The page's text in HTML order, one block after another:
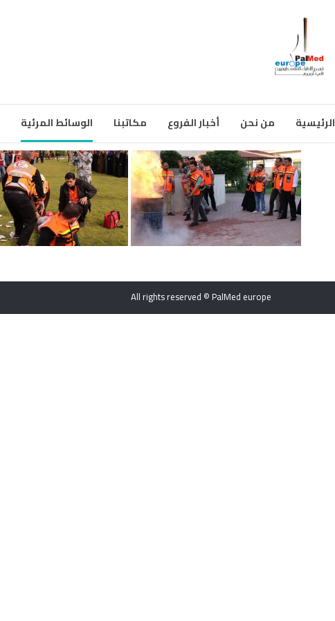
الرئيسية من نحن أخبار الفروع مكاتبنا الوسائط المرئية
All rights reserved © PalMed europe